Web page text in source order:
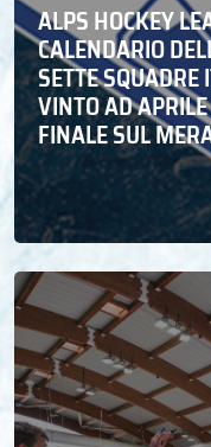
ALPS HOCKEY
CALENDARIO
SETTE
VINTO AD
FINALE SUL